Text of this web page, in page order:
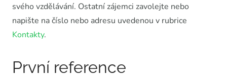
svého vzdělávání. Ostatní zájemci zavolejte nebo
napište na číslo nebo adresu uvedenou v rubrice
Kontakty.
První reference